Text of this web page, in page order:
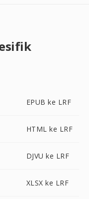
EPUB ke LRF
HTML ke LRF
DJVU ke LRF
XLSX ke LRF